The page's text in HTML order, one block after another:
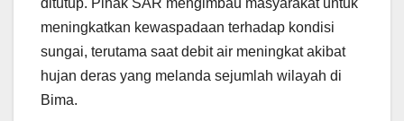
meningkatkan kewaspadaan terhadap kondisi
sungai, terutama saat debit air meningkat akibat
hujan deras yang melanda sejumlah wilayah di
Bima.